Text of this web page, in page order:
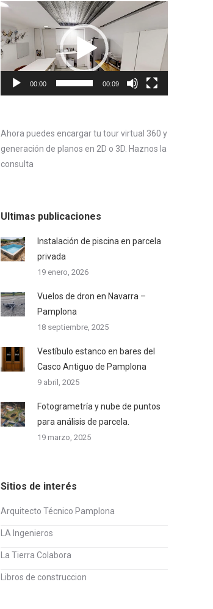
Reproductor
vídeo
00:00 00:09
Ahora puedes encargar tu tour virtual 360 y
generación de planos en 2D o 3D. Haznos la
consulta
Ultimas publicaciones
Instalación de piscina en parcela
privada
19 enero, 2026
Vuelos de dron en Navarra –
Pamplona
18 septiembre, 2025
Vestíbulo estanco en bares del
Casco Antiguo de Pamplona
9 abril, 2025
Fotogrametría y nube de puntos
para análisis de parcela.
19 marzo, 2025
Sitios de interés
Arquitecto Técnico Pamplona
LA Ingenieros
La Tierra Colabora
Libros de construccion